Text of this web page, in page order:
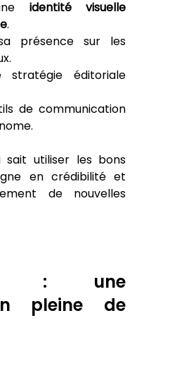
identité visuelle
.
présence sur les
stratégie éditoriale
de communication
sait utiliser les bons
en crédibilité et
de nouvelles
: une
pleine de